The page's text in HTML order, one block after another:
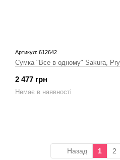
Артикул: 612642
Сумка "Все в одному" Sakura,
2 477 грн
Немає в наявності
Назад 1 2